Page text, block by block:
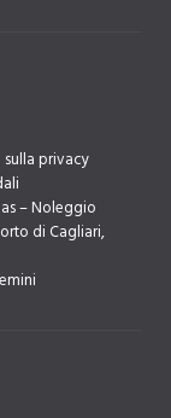
privacy
– Noleggio
di Cagliari,